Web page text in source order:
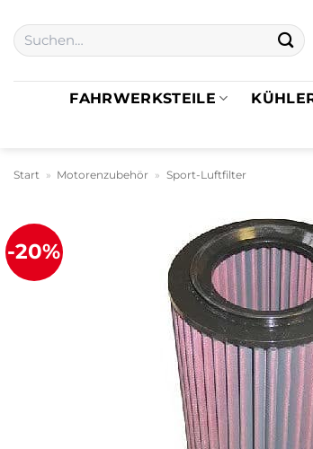
Inhalt
springen
Suchen
nach:
FAHRWERKSTEILE
Start » Motorenzubehör » Sport-Luftfilter
-20%